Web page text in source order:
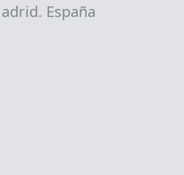
España